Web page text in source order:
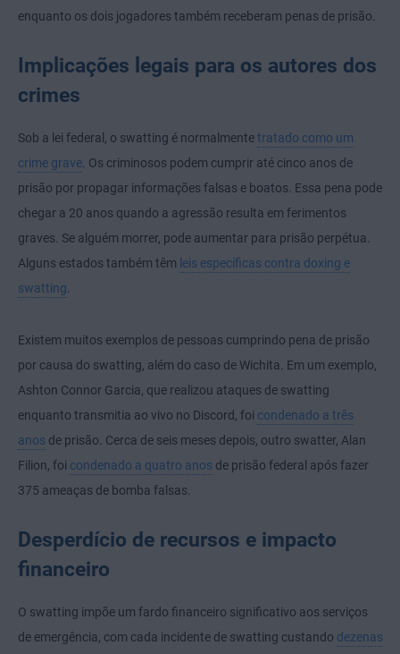
enquanto os dois jogadores também receberam penas de prisão.
Implicações legais para os autores dos
crimes
Sob a lei federal, o swatting é normalmentetratado como um
crime grave. Os criminosos podem cumprir até cinco anos de
prisão por propagar informações falsas e boatos. Essa pena pode
chegar a 20 anos quando a agressão resulta em ferimentos
graves. Se alguém morrer, pode aumentar para prisão perpétua.
Alguns estados também têm leis específicas contra doxing e
swatting.
Existem muitos exemplos de pessoas cumprindo pena de prisão
por causa do swatting, além do caso de Wichita. Em um exemplo,
Ashton Connor Garcia, que realizou ataques de swatting
enquanto transmitia ao vivo no Discord, foi condenado a três
anos de prisão. Cerca de seis meses depois, outro swatter, Alan
Filion, foi condenado a quatro anos de prisão federal após fazer
375 ameaças de bomba falsas.
Desperdício de recursos e impacto
financeiro
O swatting impõe um fardo financeiro significativo aos serviços
de emergência, com cada incidente de swatting custando dezenas